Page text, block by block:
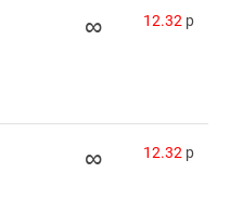
∞ 12.32 p
∞ 12.32 p